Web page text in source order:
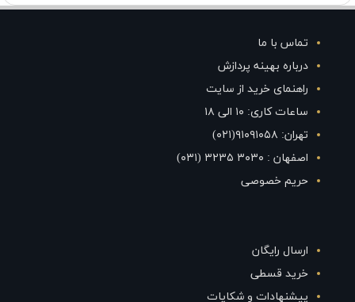
تماس با ما
درباره بهینه پردازش
راهنمای خرید از سایت
ساعات کاری: ۱۰ الی ۱۸
تهران: ۹۱۰۹۱۰۵۸(۰۲۱)
اصفهان : ۳۰۳۰ ۳۲۳۵ (۰۳۱)
حریم خصوصی
ارسال رایگان
خرید قسطی
پیشنهادات و شکایات